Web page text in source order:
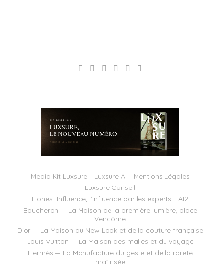
Media Kit Luxsure Luxsure AI
Mentions Légales
Luxsure Conseil
Honest Influence, l’influence par les experts
AI2
Boucheron — La Maison de la première lumière, place
Vendôme
Dior — La Maison du New Look et de la couture française
Louis Vuitton — La Maison des malles et du voyage
Hermès — La Manufacture du geste et de la rareté
maîtrisée